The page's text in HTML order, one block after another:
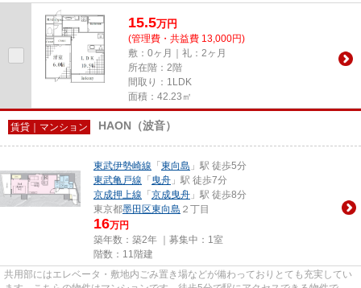
店では東西線南砂町に近く、交...
15.5万円
(管理費・共益費 13,000円)
敷：0ヶ月｜礼：2ヶ月
所在階：2階
間取り：1LDK
面積：42.23㎡
賃貸｜マンション HAON（波音）
東武伊勢崎線 「 東向島 」駅 徒歩5分
東武亀戸線 「 曳舟 」駅 徒歩7分
京成押上線 「 京成曳舟 」駅 徒歩8分
東京都墨田区東向島 ２丁目
16万円
築年数：築2年 ｜募集中： 1室
階数：11階建
共用部にはエレベータ・敷地内ごみ置き場などが備わっておりとても充実してい